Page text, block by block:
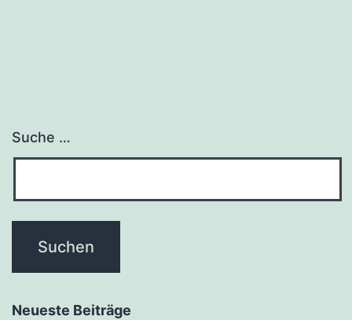
Suche …
Neueste Beiträge